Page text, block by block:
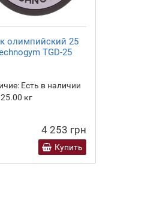
олимпийский 25
TGD-25
Есть в наличии
25.00 кг
4 253 грн
Купить